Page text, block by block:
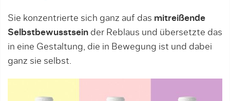
Sie konzentrierte sich ganz auf das mitreißende
Selbstbewusstsein der Reblaus und übersetzte das
in eine Gestaltung, die in Bewegung ist und dabei
ganz sie selbst.